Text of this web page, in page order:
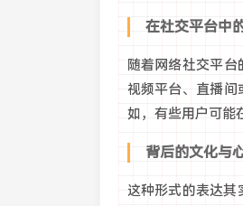
在社交平台中
随着网络社交平
视频平台、直播
如，有些用户可能
背后的文化与
这种形式的表达其